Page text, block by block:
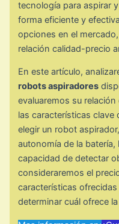
tecnología para aspirar
forma eficiente y
opciones en el
relación calidad-precio
En este artículo,
robots aspiradores
evaluaremos su
las características clave
elegir un robot
autonomía de la
capacidad de detectar
consideraremos el
características
determinar cuál ofrece